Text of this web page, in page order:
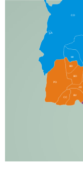
CO
MI
BD
BO
JD
PO
BV
CC
LA